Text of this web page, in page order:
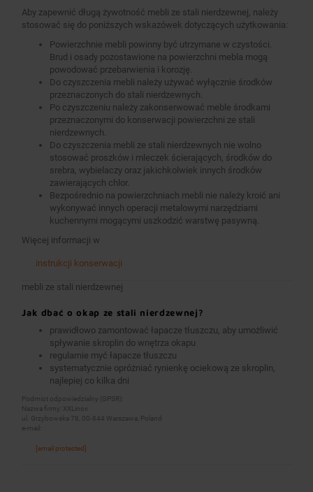
Aby zapewnić długą żywotność mebli ze stali nierdzewnej, należy
stosować się do poniższych wskazówek dotyczących użytkowania:
Powierzchnie mebli powinny być utrzymane w czystości.
Brud i osady pozostawione na powierzchni mebla mogą
powodować przebarwienia i korozję.
Do czyszczenia mebli należy używać wyłącznie środków
przeznaczonych do stali nierdzewnych.
Po czyszczeniu należy zakonserwować meble środkami
przeznaczonymi do konserwacji powierzchni ze stali
nierdzewnych.
Do czyszczenia mebli ze stali nierdzewnych nie wolno
stosować proszków i mleczek ścierających, środków do
srebra, wybielaczy oraz jakichkolwiek innych środków
zawierających chlor.
Bezpośrednio na powierzchniach mebli nie należy kroić ani
wykonywać innych operacji metalowymi narzędziami
kuchennymi mogącymi uszkodzić warstwę pasywną.
Więcej informacji w
instrukcji konserwacji
mebli ze stali nierdzewnej
Jak dbać o okap ze stali nierdzewnej?
prawidłowo zamontować łapacze tłuszczu, aby umożliwić
spływanie skroplin do wnętrza okapu
regularnie myć łapacze tłuszczu
systematycznie opróżniać rynienkę ociekową ze skroplin,
najlepiej co kilka dni
Podmiot odpowiedzialny (GPSR):
Nazwa firmy: XXLinox
ul. Grzybowska 78, 00-844 Warszawa, Poland
e-mail:
[email protected]